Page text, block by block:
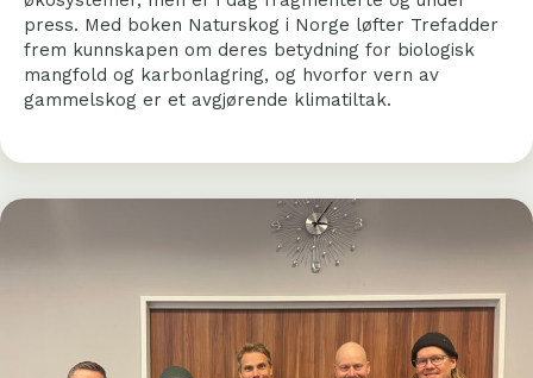
press. Med boken Naturskog i Norge løfter Trefadder
frem kunnskapen om deres betydning for biologisk
mangfold og karbonlagring, og hvorfor vern av
gammelskog er et avgjørende klimatiltak.